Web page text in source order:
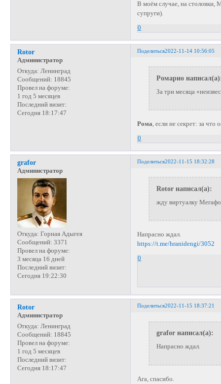
В моём случае, на столовки,
супруги).
0
Поделиться2022-11-14 10:56:05
Rotor
Администратор
Откуда: Ленинград
Сообщений: 18845
Провел на форуме:
1 год 5 месяцев
Последний визит:
Сегодня 18:17:47
Ромарио
За три месяца
Рома, если не секрет: за
0
Поделиться2022-11-15 18:32:28
grafor
Администратор
Откуда: Горная Адыгея
Сообщений: 3371
Провел на форуме:
3 месяца 16 дней
Последний визит:
Сегодня 19:22:30
Rotor написал(а):
жду виртуалку
Напрасно ждал.
https://t.me/hranidengi/3052
0
Поделиться2022-11-15 18:37:21
Rotor
Администратор
Откуда: Ленинград
Сообщений: 18845
Провел на форуме:
1 год 5 месяцев
Последний визит:
Сегодня 18:17:47
grafor написал(а):
Напрасно ждал.
Ага, спасибо.